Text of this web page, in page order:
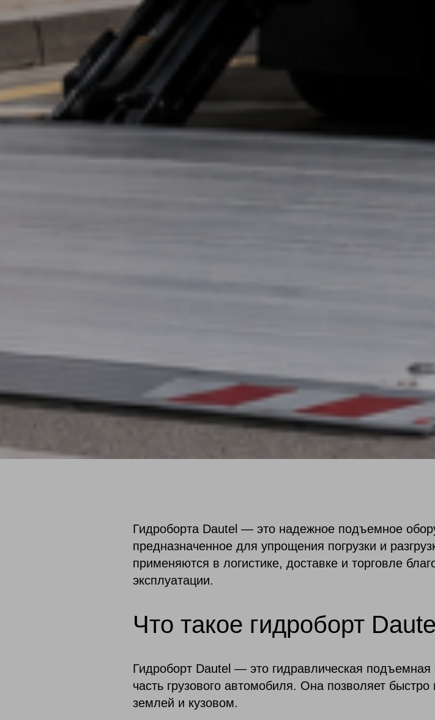
Гидроборта Dautel — это надежное подъемное
предназначенное для упрощения погрузки и
применяются в логистике, доставке и торговле
эксплуатации.
Что такое гидроборт
Гидроборт Dautel — это гидравлическая
часть грузового автомобиля. Она позволяет
землей и кузовом.